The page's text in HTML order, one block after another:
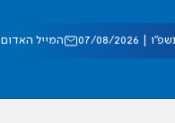
08/2026 המייל האדום